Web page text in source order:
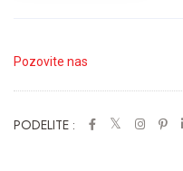
Pozovite nas
PODELITE :